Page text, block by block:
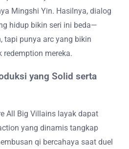
Mingshi Yin. Hasilnya, dialog
hidup bikin seri ini beda—
tapi punya arc yang bikin
redemption mereka.
yang Solid serta
All Big Villains layak dapat
yang dinamis tangkap
qi bercahaya saat duel